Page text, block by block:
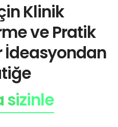
Klinik
ve Pratik
biri